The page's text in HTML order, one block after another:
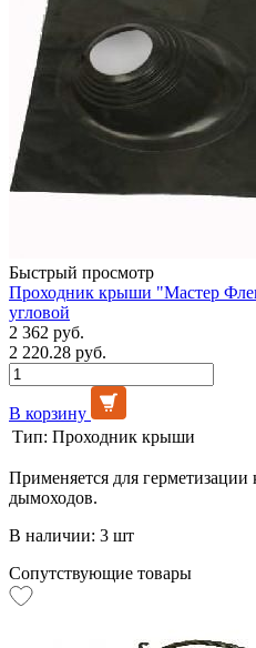
Быстрый просмотр
Проходник крыши "Мастер
угловой
2 362 руб.
2 220.28 руб.
В корзину
Тип: Проходник крыши
Применяется для
дымоходов.
В наличии: 3 шт
Сопутствующие товары